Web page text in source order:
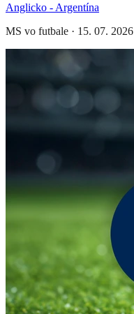
Anglicko - Argentína
MS vo futbale · 15. 07. 2026